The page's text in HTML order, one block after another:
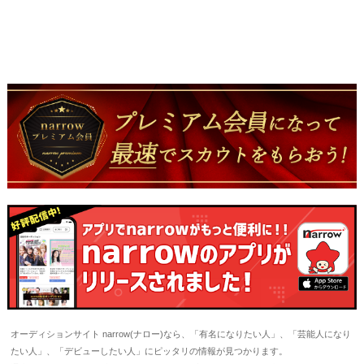
オーディションサイト narrow(ナロー)なら、「有名になりたい人」、「芸能人になり
たい人」、「デビューしたい人」にピッタリの情報が見つかります。